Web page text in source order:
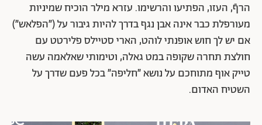
הרףֿ, העזו, הפתיעו והרשימו. עזרא מילר הוכיח שמיניות
מעורפלת כבר אינה אבן נגף בדרך להיות גיבור על (״הפלאש״)
אם יש לך חוש אופנתי לוהט, הארי סטיילס פלירטט עם
חולצת תחרה שקופה במט גאלה, וטימותי שאלאמה עשה
טייק אוף מתוחכם על נושא ״חליפה״ בכל פעם שדרך על
השטיח האדום.